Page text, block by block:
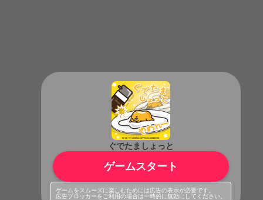
ぐでたましょっと
ゲームスタート
ゲームをスムーズに楽しむためには広告の表示が必要です。
広告ブロッカーをご利用の場合は一時的に無効にしてください。